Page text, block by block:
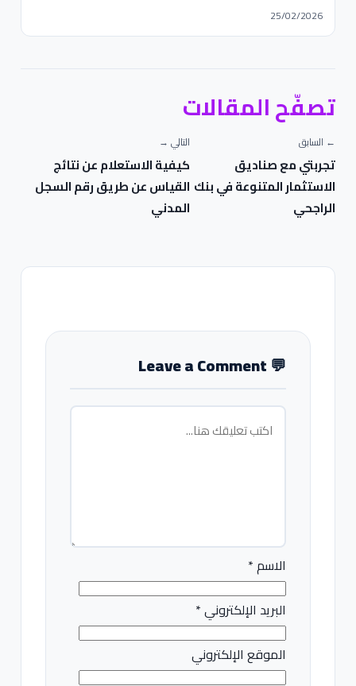
25/02/2026
تصفّح المقالات
← السابق
تجربتي مع صناديق
الاستثمار المتنوعة في بنك
الراجحي
التالي →
كيفية الاستعلام عن نتائج
القياس عن طريق رقم السجل
المدني
💬
الاسم*
البريد الإلكتروني*
الموقع الإلكتروني